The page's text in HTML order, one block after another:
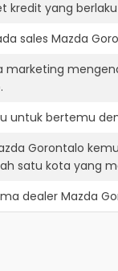
kredit yang
sales Mazda
marketing
untuk bertemu
Gorontalo
satu kota yang
dealer Mazda